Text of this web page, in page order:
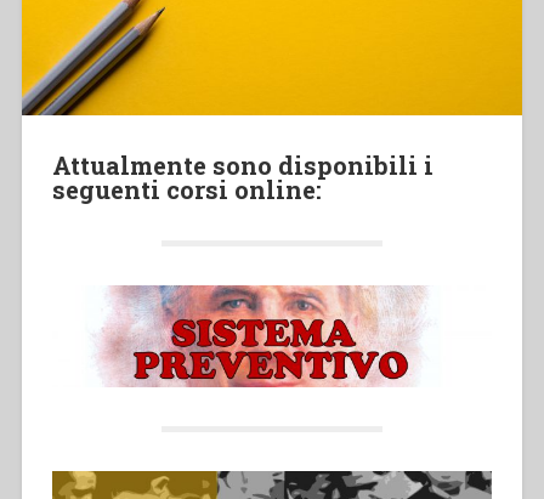
Attualmente sono disponibili i
seguenti corsi online: